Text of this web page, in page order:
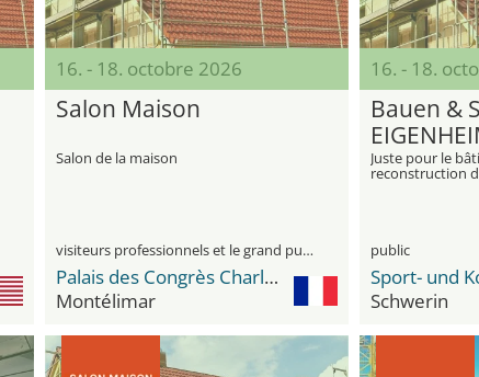
16. - 18. octobre 2026
Salon Maison
Salon de la maison
visiteurs professionnels et le grand public
Palais des Congrès Charles Aznavour
Montélimar
16. - 18.
Bauen &
Juste pour le
reconstruction
public
Sport- und
Schwerin